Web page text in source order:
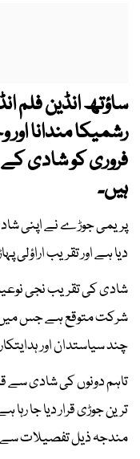
ساؤتھ انڈین فلم
فروری کو شادی
ہیں۔
پریمی جوڑے نے اپنی
دیا ہے اور تقریب اراؤلی
شرکت متوقع ہے جس
چند سیاستدان اور
تاہم دونوں کی شادی سے
ترین جوڑی قرار دیا جا
مندجہ ذیل تفصیلات سے